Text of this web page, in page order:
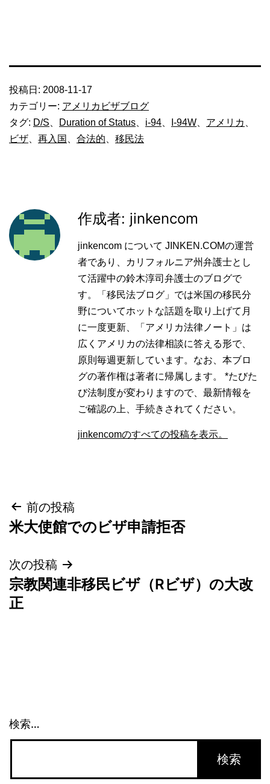
投稿日: 2008-11-17
カテゴリー: アメリカビザブログ
タグ: D/S Duration of Status i-94 I-94W アメリカ
ビザ
再入国 合法的 移民法
作成者: jinkencom
jinkencom について JINKEN.COMの運営
者であり、カリフォルニア州弁護士とし
て活躍中の鈴木淳司弁護士のブログで
す。「移民法ブログ」では米国の移民分
野についてホットな話題を取り上げて月
に一度更新、「アメリカ法律ノート」は
広くアメリカの法律相談に答える形で、
原則毎週更新しています。なお、本ブロ
グの著作権は著者に帰属します。 *たびた
び法制度が変わりますので、最新情報を
ご確認の上、手続きされてください。
jinkencomのすべての投稿を表示。
投
稿
ナ
ビ
ン
前の投稿
米大使館でのビザ申請拒否
次の投稿
宗教関連非移民ビザ（Rビザ）の大改
正
検索…